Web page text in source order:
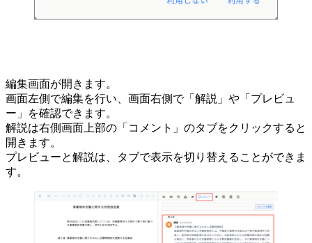
編集画面が開きます。
画面左側で編集を行い、画面右側で「解説」や「プレビュ
ー」を確認できます。
解説は右側画面上部の「コメント」のタブをクリックすると
開きます。
プレビューと解説は、タブで表示を切り替えることができま
す。